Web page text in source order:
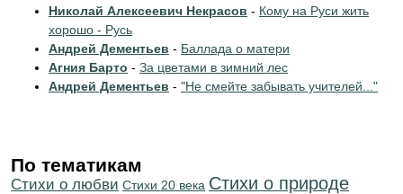
Николай Алексеевич Некрасов - Кому на Руси жить
хорошо - Русь
Андрей Дементьев - Баллада о матери
Агния Барто - За цветами в зимний лес
Андрей Дементьев - "Не смейте забывать учителей..."
По тематикам
Стихи о любви Стихи 20 века Стихи о природе